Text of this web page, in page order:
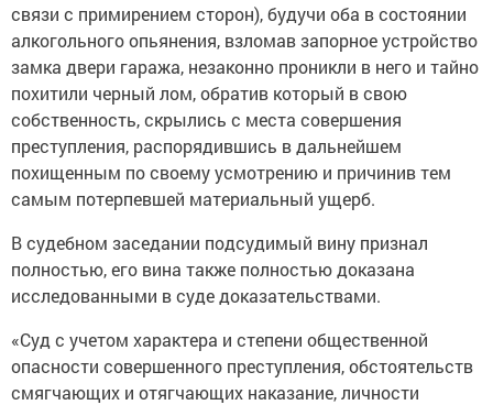
связи с примирением сторон), будучи оба в состоянии
алкогольного опьянения, взломав запорное устройство
замка двери гаража, незаконно проникли в него и тайно
похитили черный лом, обратив который в свою
собственность, скрылись с места совершения
преступления, распорядившись в дальнейшем
похищенным по своему усмотрению и причинив тем
самым потерпевшей материальный ущерб.
В судебном заседании подсудимый вину признал
полностью, его вина также полностью доказана
исследованными в суде доказательствами.
«Суд с учетом характера и степени общественной
опасности совершенного преступления, обстоятельств
смягчающих и отягчающих наказание, личности